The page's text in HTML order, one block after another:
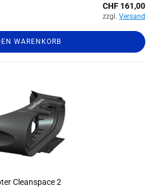
CHF 161,00
zzgl. Versand
WARENKORB
Cle­an­space 2